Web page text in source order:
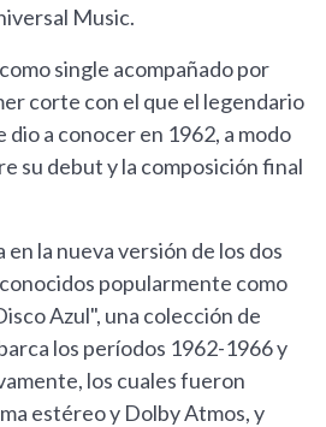
Music.
single acompañado por
corte con el que el legendario
a conocer en 1962, a modo
su debut y la composición final
la nueva versión de los dos
popularmente como
Azul", una colección de
los períodos 1962-1966 y
los cuales fueron
estéreo y Dolby Atmos, y